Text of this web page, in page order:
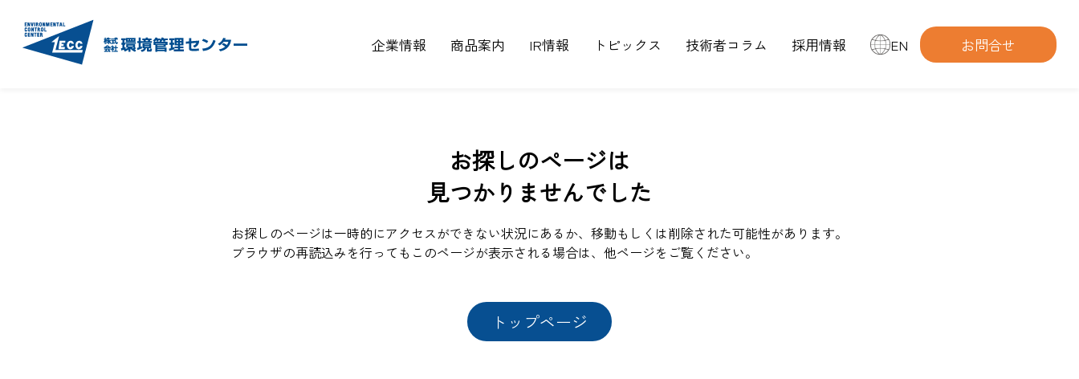
企業情報 商品案内 IR情報 トピックス 技術者コラム 採用情報 EN お問合せ
お探しのページは
見つかりませんでした
お探しのページは一時的にアクセスができない状況にあるか、移動もしくは削除された可能性があります。
ブラウザの再読込みを行ってもこのページが表示される場合は、他ページをご覧ください。
トップページ